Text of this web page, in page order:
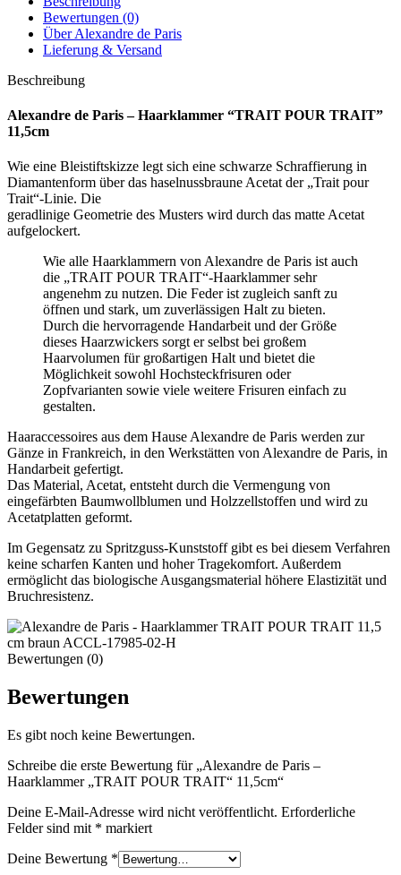
Bewertungen (0)
Über Alexandre de Paris
Lieferung & Versand
Beschreibung
Alexandre de Paris – Haarklammer “TRAIT POUR TRAIT”
11,5cm
Wie eine Bleistiftskizze legt sich eine schwarze Schraffierung in
Diamantenform über das haselnussbraune Acetat der „Trait pour
Trait“-Linie. Die
geradlinige Geometrie des Musters wird durch das matte Acetat
aufgelockert.
Wie alle Haarklammern von Alexandre de Paris ist auch
die „TRAIT POUR TRAIT“-Haarklammer sehr
angenehm zu nutzen. Die Feder ist zugleich sanft zu
öffnen und stark, um zuverlässigen Halt zu bieten.
Durch die hervorragende Handarbeit und der Größe
dieses Haarzwickers sorgt er selbst bei großem
Haarvolumen für großartigen Halt und bietet die
Möglichkeit sowohl Hochsteckfrisuren oder
Zopfvarianten sowie viele weitere Frisuren einfach zu
gestalten.
Haaraccessoires aus dem Hause Alexandre de Paris werden zur
Gänze in Frankreich, in den Werkstätten von Alexandre de Paris, in
Handarbeit gefertigt.
Das Material, Acetat, entsteht durch die Vermengung von
eingefärbten Baumwollblumen und Holzzellstoffen und wird zu
Acetatplatten geformt.
Im Gegensatz zu Spritzguss-Kunststoff gibt es bei diesem Verfahren
keine scharfen Kanten und hoher Tragekomfort. Außerdem
ermöglicht das biologische Ausgangsmaterial höhere Elastizität und
Bruchresistenz.
Bewertungen (0)
Bewertungen
Es gibt noch keine Bewertungen.
Schreibe die erste Bewertung für „Alexandre de Paris –
Haarklammer „TRAIT POUR TRAIT“ 11,5cm“
Deine E-Mail-Adresse wird nicht veröffentlicht. Erforderliche
Felder sind mit * markiert
Deine Bewertung *